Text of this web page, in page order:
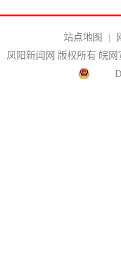
站点地图 |
凤阳新闻网 版权所有 皖网